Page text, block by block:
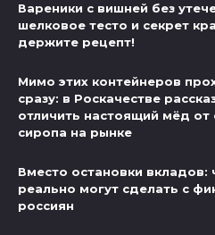
Вареники с вишней без
шелковое тесто и секрет
держите рецепт!
Мимо этих контейнеров
сразу: в Роскачестве
отличить настоящий мёд от
сиропа на рынке
Вместо остановки вкладов:
реально могут сделать с
россиян